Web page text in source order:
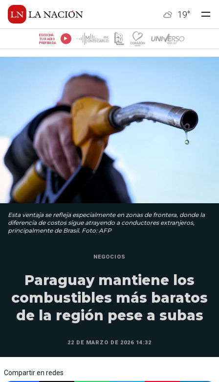
19°
ESCUCHÁ
TU RADIO
PREFERIDA
Esta ventaja se refleja especialmente en zonas de frontera, donde la
diferencia de costos sigue atrayendo a conductores extranjeros,
principalmente de Brasil. Foto: AFP
NEGOCIOS
Paraguay mantiene los
combustibles más baratos
de la región pese a subas
22 DE MARZO DE 2026 14:32
Compartir en redes